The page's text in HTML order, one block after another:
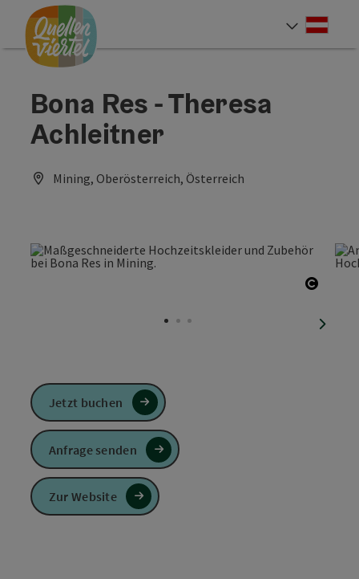
Zum Inhalt
Zur Navigation
Zum Seitenanfang
Bona Res - Theresa
Achleitner
Mining, Oberösterreich, Österreich
Jetzt buchen
Anfrage senden
Zur Website